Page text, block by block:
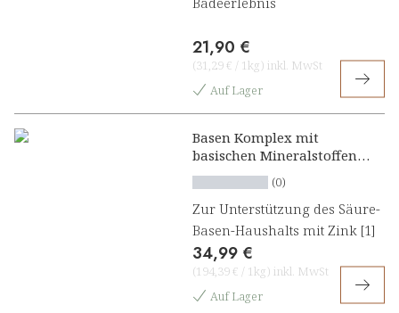
21,90 €
(31,29 € / 1kg) inkl. MwSt
Auf Lager
Basen Komplex mit
basischen Mineralstoffen
plus Angelikawurzel und
Biotin Presslinge
(0)
Zur Unterstützung des Säure-
Basen-Haushalts mit Zink [1]
34,99 €
(194,39 € / 1kg) inkl. MwSt
Auf Lager